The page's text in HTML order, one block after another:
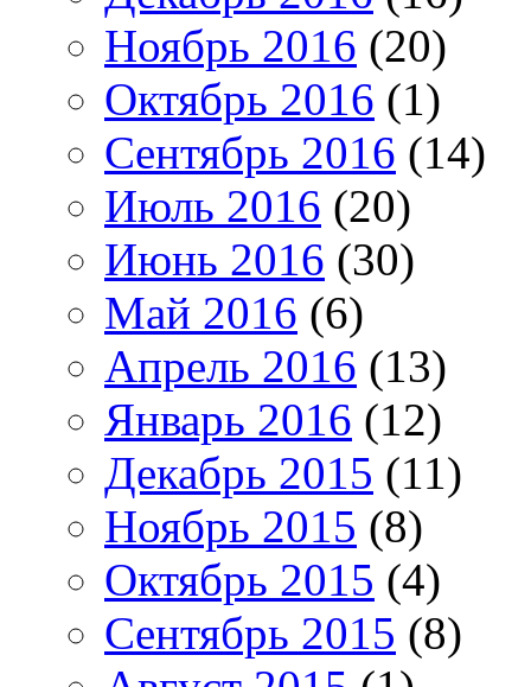
Ноябрь 2016 (20)
Октябрь 2016 (1)
Сентябрь 2016 (14)
Июль 2016 (20)
Июнь 2016 (30)
Май 2016 (6)
Апрель 2016 (13)
Январь 2016 (12)
Декабрь 2015 (11)
Ноябрь 2015 (8)
Октябрь 2015 (4)
Сентябрь 2015 (8)